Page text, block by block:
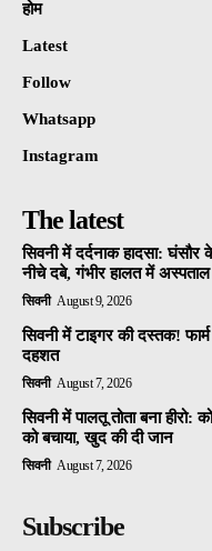
होम
Latest
Follow
Whatsapp
Instagram
The latest
सिवनी में दर्दनाक हादसा:
नीचे दबे, गंभीर हालत में अस्पताल
सिवनी August 9, 2026
सिवनी में टाइगर की दस्तक!
दहशत
सिवनी August 7, 2026
सिवनी में पालतू तोता बना
को बचाया, खुद की दी जान
सिवनी August 7, 2026
Subscribe